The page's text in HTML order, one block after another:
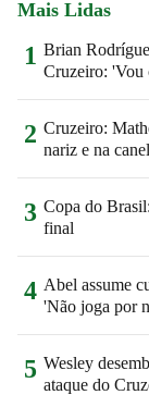
Mais Lidas
1 Brian
Cruzeiro: 'Vou
2 Cruzeiro:
nariz e na
3 Copa do
final
4 Abel assume
'Não joga por
5 Wesley
ataque do